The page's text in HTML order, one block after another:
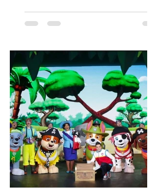
para mejorar los procesos de selección
laboral en Chile. En un contexto donde el
experiencias laborales forman parte de la
realidad de miles de trabajadores, Trabajo
de Monos – Reflexiones de la Selva
Corporativa, del autor Mauricio Eduardo
Medina, ha trascendido el ámbito editorial